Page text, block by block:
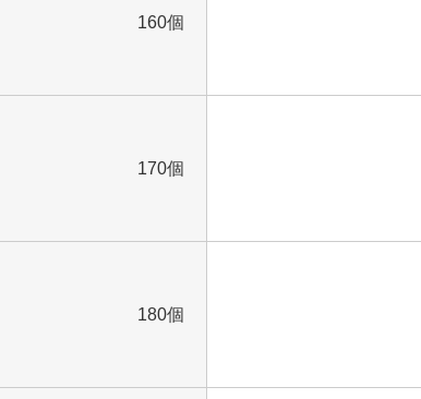
160個
170個
180個